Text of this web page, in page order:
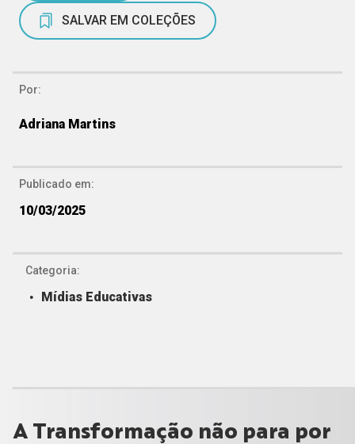
SALVAR EM COLEÇÕES
Por:
Adriana Martins
Publicado em:
10/03/2025
Categoria:
Mídias Educativas
A Transformação não para por